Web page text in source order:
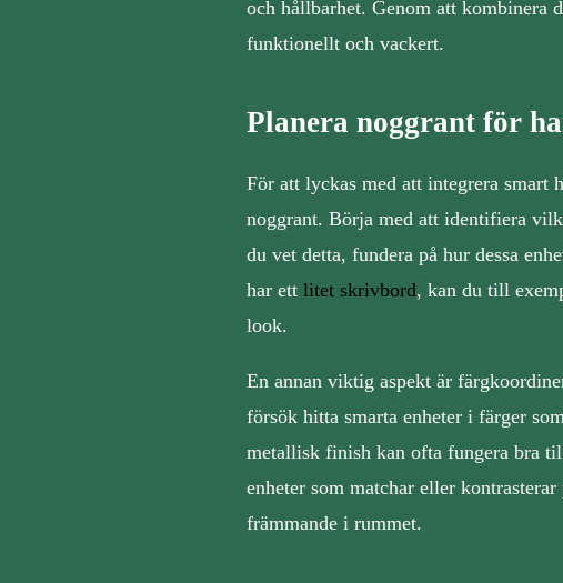
och hållbarhet. Genom att kombinera
funktionellt och vackert.
Planera noggrant för
För att lyckas med att integrera smart
noggrant. Börja med att identifiera
du vet detta, fundera på hur dessa
har ett litet skrivbord, kan du till
look.
En annan viktig aspekt är
försök hitta smarta enheter i färger
metallisk finish kan ofta fungera bra
enheter som matchar eller
främmande i rummet.